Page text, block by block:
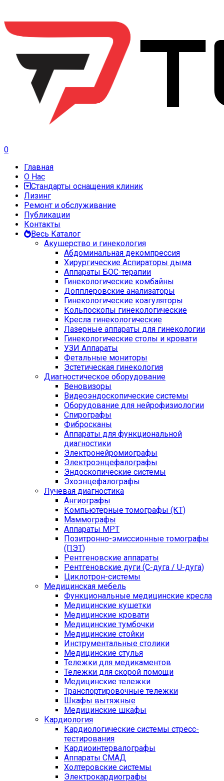
0
Главная
О Нас
Стандарты оснащения клиник
Лизинг
Ремонт и обслуживание
Публикации
Контакты
Весь Каталог
Акушерство и гинекология
Абдоминальная декомпрессия
Хирургические Аспираторы дыма
Аппараты БОС-терапии
Гинекологические комбайны
Допплеровские анализаторы
Гинекологические коагуляторы
Кольпоскопы гинекологические
Кресла гинекологические
Лазерные аппараты для гинекологии
Гинекологические столы и кровати
УЗИ Аппараты
Фетальные мониторы
Эстетическая гинекология
Диагностическое оборудование
Веновизоры
Видеоэндоскопические системы
Оборудование для нейрофизиологии
Спирографы
Фибросканы
Аппараты для функциональной
диагностики
Электронейромиографы
Электроэнцефалографы
Эндоскопические системы
Эхоэнцефалографы
Лучевая диагностика
Ангиографы
Компьютерные томографы (КТ)
Маммографы
Аппараты МРТ
Позитронно-эмиссионные томографы
(ПЭТ)
Рентгеновские аппараты
Рентгеновские дуги (С-дуга / U-дуга)
Циклотрон-системы
Медицинская мебель
Функциональные медицинские кресла
Медицинские кушетки
Медицинские кровати
Медицинские тумбочки
Медицинские стойки
Инструментальные столики
Медицинские стулья
Тележки для медикаментов
Тележки для скорой помощи
Медицинские тележки
Транспортировочные тележки
Шкафы вытяжные
Медицинские шкафы
Кардиология
Кардиологические системы стресс-
тестирования
Кардиоинтервалографы
Аппараты СМАД
Холтеровские системы
Электрокардиографы